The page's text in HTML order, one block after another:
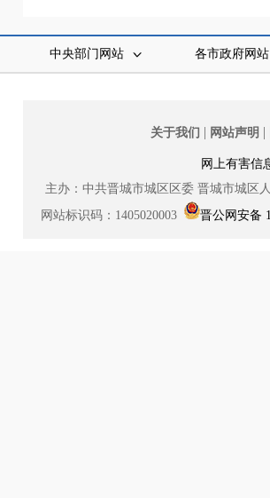
中央部门网站 各市政府网站
关于我们 | 网站声明 |
网上有害信
主办：中共晋城市城区区委 晋城市城区
网站标识码：1405020003
晋公网安备